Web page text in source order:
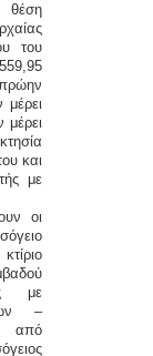
θέση
του
μέρει
και
με
οι
με
–
από